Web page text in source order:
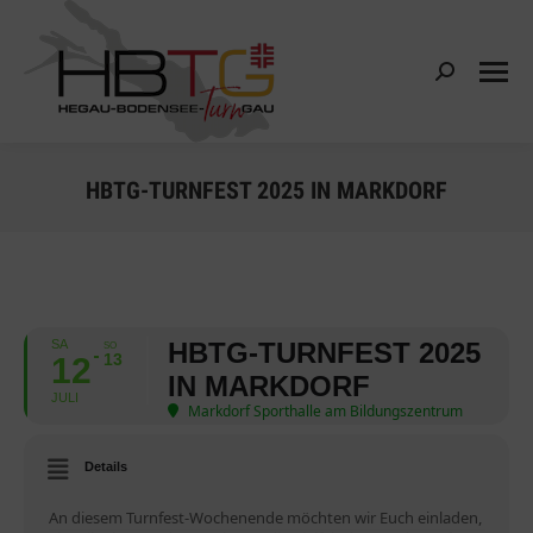
Search:
HBTG-TURNFEST 2025 IN MARKDORF
SA
12
JULI
SO
13
HBTG-TURNFEST 2025
IN MARKDORF
Markdorf Sporthalle am Bildungszentrum
Details
An diesem Turnfest-Wochenende möchten wir Euch einladen,